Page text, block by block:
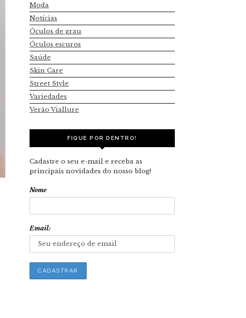
Moda
Notícias
Óculos de grau
Óculos escuros
Saúde
Skin Care
Street Style
Variedades
Verão Viallure
FIQUE POR DENTRO!
Cadastre o seu e-mail e receba as
principais novidades do nosso blog!
Nome
Email: